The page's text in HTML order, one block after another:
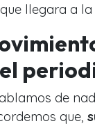
llegara a
el
de
que,